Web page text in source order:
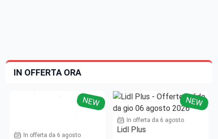
IN OFFERTA ORA
NEW
In offerta da 6 agosto
NEW
In offerta da 6 agosto
Lidl Plus